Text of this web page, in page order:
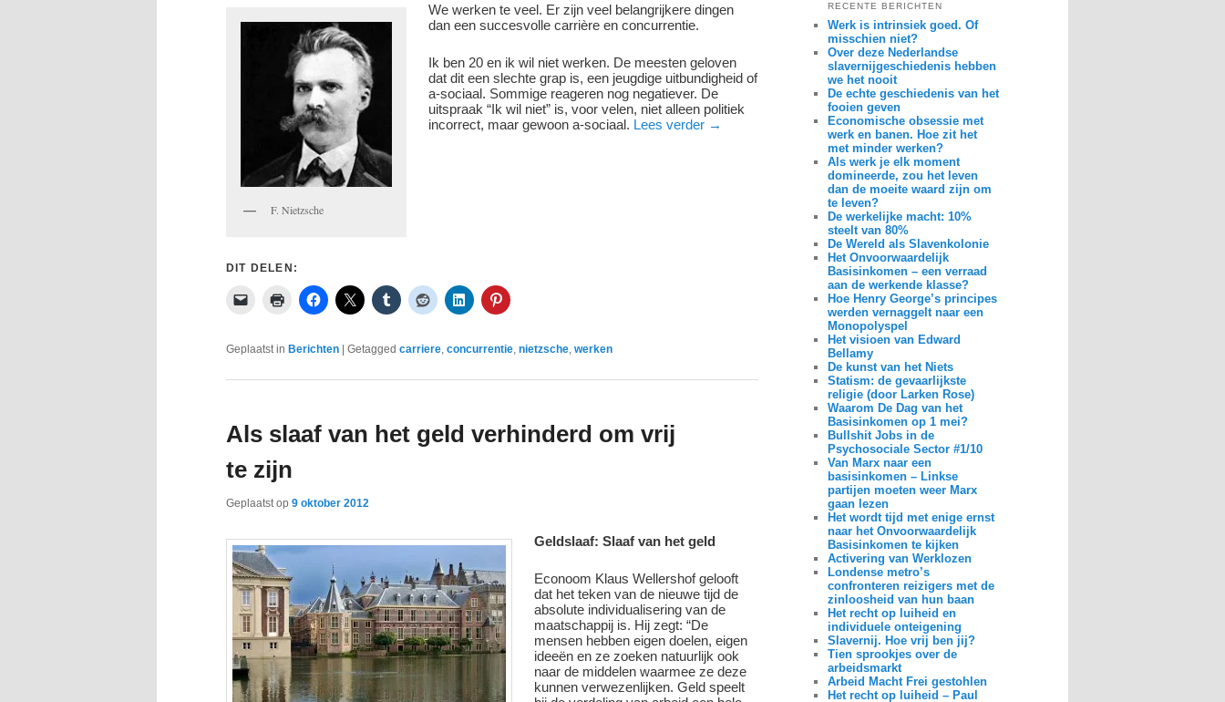
F. Nietzsche
We werken te veel. Er zijn veel belangrijkere dingen
dan een succesvolle carrière en concurrentie.
Ik ben 20 en ik wil niet werken. De meesten geloven
dat dit een slechte grap is, een jeugdige uitbundigheid of
a-sociaal. Sommige reageren nog negatiever. De
uitspraak “Ik wil niet” is, voor velen, niet alleen politiek
incorrect, maar gewoon a-sociaal. Lees verder →
DIT DELEN:
Geplaatst in Berichten Getagged carriere, concurrentie, nietzsche, werken
Als slaaf van het geld verhinderd om vrij
te zijn
Geplaatst op 9 oktober 2012
Geldslaaf: Slaaf van het geld
Econoom Klaus Wellershof gelooft
dat het teken van de nieuwe tijd de
absolute individualisering van de
maatschappij is. Hij zegt: “De
mensen hebben eigen doelen, eigen
ideeën en ze zoeken natuurlijk ook
naar de middelen waarmee ze deze
kunnen verwezenlijken. Geld speelt
RECENTE BERICHTEN
Werk is intrinsiek goed. Of
misschien niet?
Over deze Nederlandse
slavernijgeschiedenis hebben
we het nooit
De echte geschiedenis van het
fooien geven
Economische obsessie met
werk en banen. Hoe zit het
met minder werken?
Als werk je elk moment
domineerde, zou het leven
dan de moeite waard zijn om
te leven?
De werkelijke macht: 10%
steelt van 80%
De Wereld als Slavenkolonie
Het Onvoorwaardelijk
Basisinkomen – een verraad
aan de werkende klasse?
Hoe Henry George’s principes
werden vernaggelt naar een
Monopolyspel
Het visioen van Edward
Bellamy
De kunst van het Niets
Statism: de gevaarlijkste
religie (door Larken Rose)
Waarom De Dag van het
Basisinkomen op 1 mei?
Bullshit Jobs in de
Psychosociale Sector #1/10
Van Marx naar een
basisinkomen – Linkse
partijen moeten weer Marx
gaan lezen
Het wordt tijd met enige ernst
naar het Onvoorwaardelijk
Basisinkomen te kijken
Activering van Werklozen
Londense metro’s
confronteren reizigers met de
zinloosheid van hun baan
Het recht op luiheid en
individuele onteigening
Slavernij. Hoe vrij ben jij?
Tien sprookjes over de
arbeidsmarkt
Arbeid Macht Frei gestohlen
Het recht op luiheid – Paul